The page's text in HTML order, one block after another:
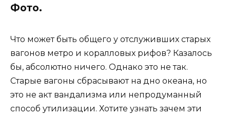
Фото.
Что может быть общего у отслуживших старых
вагонов метро и коралловых рифов? Казалось
бы, абсолютно ничего. Однако это не так.
Старые вагоны сбрасывают на дно океана, но
это не акт вандализма или непродуманный
способ утилизации. Хотите узнать зачем эти